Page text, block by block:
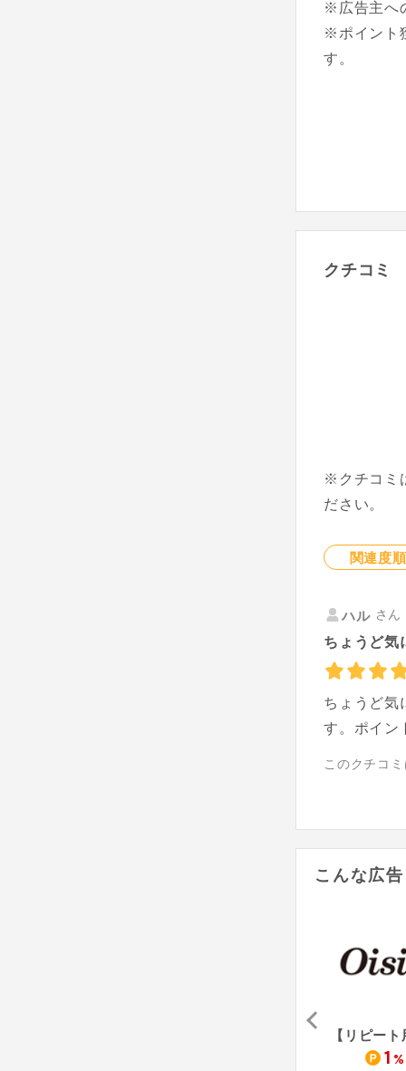
※広告主へ
※ポイント
す。
クチコミ
※クチコミ
ださい。
関連度順
ハル さ
ちょうど気
ちょうど気
す。ポイン
このクチコ
こんな広
1 %